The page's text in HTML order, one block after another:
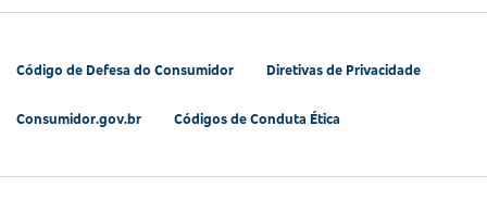
Código de Defesa do Consumidor Diretivas de Privacidade
Consumidor.gov.br Códigos de Conduta Ética